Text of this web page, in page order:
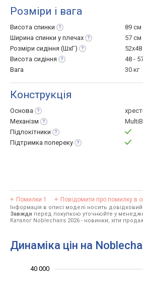
Розміри і вага
Висота спинки
89 см
Ширина спинки у плечах
57 см
Розміри сидіння (ШхГ)
Висота сидіння
48 -
Вага
30 кг
Конструкція
Основа
Механізм
Підлокітники
Підтримка попереку
Помилки 1 Повідомити про помилку в
Інформація в описі моделі носить довідковий
Завжди перед покупкою уточнюйте у
Каталог Noblechairs 2026 - новинки, хіти
Динаміка цін на
40 000